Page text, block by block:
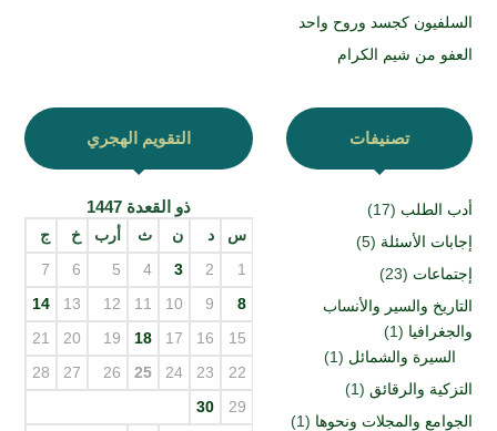
السلفيون كجسد وروح واحد
العفو من شيم الكرام
تصنيفات
أدب الطلب (17)
إجابات الأسئلة (5)
إجتماعات (23)
التاريخ والسير والأنساب
والجغرافيا (1)
السيرة والشمائل (1)
التزكية والرقائق (1)
الجوامع والمجلات ونحوها (1)
التقويم الهجري
ذو القعدة 1447
س د ن ث أرب خ
ج
1
2
3
4
5
6
7
8
9
10
11
12
13
14
15
16
17
18
19
20
21
22
23
24
25
26
27
28
29
30